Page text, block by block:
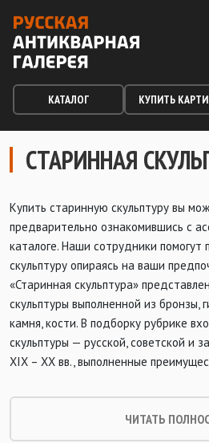
КАТАЛОГ КУПИТЬ
СТАРИННАЯ
Купить старинную скульптуру вы
предварительно ознакомившись с
каталоге. Наши сотрудники
скульптуру опираясь на ваши
«Старинная скульптура»
скульптуры выполненной из бронзы,
камня, кости. В подборку рубрике
скульптуры — русской, советской и
XIX – XX вв., выполненные
ЧИТАТЬ